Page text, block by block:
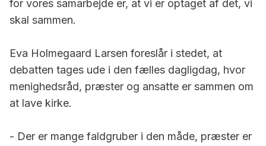
for vores samarbejde er, at vi er optaget af det, vi
skal sammen.
Eva Holmegaard Larsen foreslår i stedet, at
debatten tages ude i den fælles dagligdag, hvor
menighedsråd, præster og ansatte er sammen om
at lave kirke.
- Der er mange faldgruber i den måde, præster er